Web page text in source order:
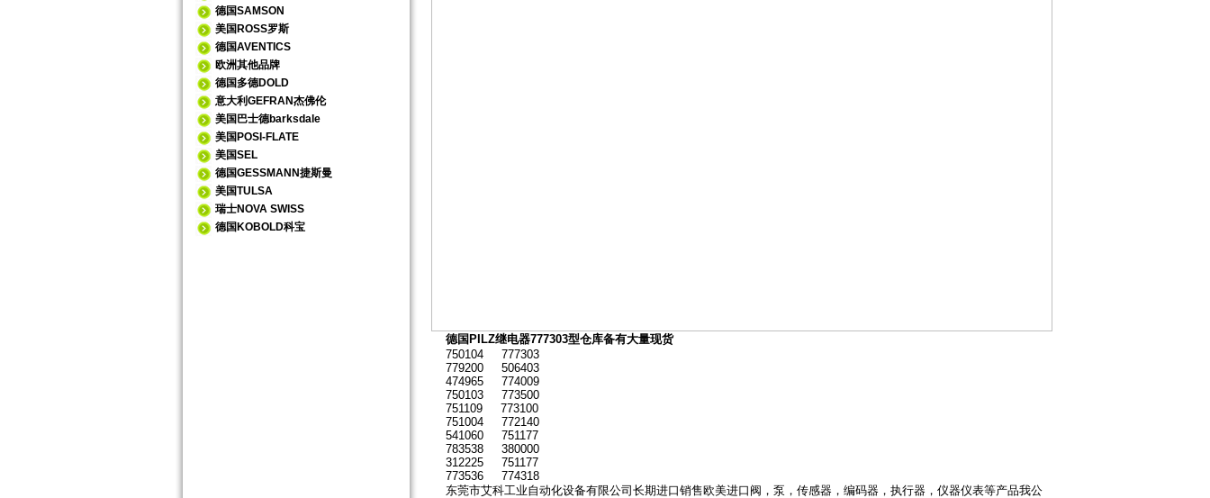
德国SAMSON
美国ROSS罗斯
德国AVENTICS
欧洲其他品牌
德国多德DOLD
意大利GEFRAN杰佛伦
美国巴士德barksdale
美国POSI-FLATE
美国SEL
德国GESSMANN捷斯曼
美国TULSA
瑞士NOVA SWISS
德国KOBOLD科宝
德国PILZ继电器777303型仓库备有大量现货
750104 777303
779200 506403
474965 774009
750103 773500
751109 773100
751004 772140
541060 751177
783538 380000
312225 751177
773536 774318
东莞市艾科工业自动化设备有限公司长期进口销售欧美进口阀，泵，传感器，编码器，执行器，仪器仪表等产品我公